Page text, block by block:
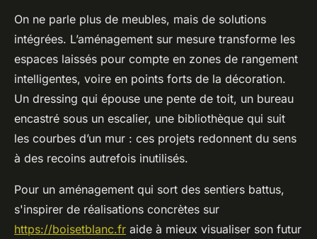
On ne parle plus de meubles, mais de solutions
intégrées. L’aménagement sur mesure transforme les
espaces laissés pour compte en zones de rangement
intelligentes, voire en points forts de la décoration.
Un dressing qui épouse une pente de toit, un bureau
encastré sous un escalier, une bibliothèque qui suit
les courbes d’un mur : ces projets redonnent du sens
à des recoins autrefois inutilisés.
Pour un aménagement qui sort des sentiers battus,
s'inspirer de réalisations concrètes sur
https://boisetblanc.fr aide à mieux visualiser son futur